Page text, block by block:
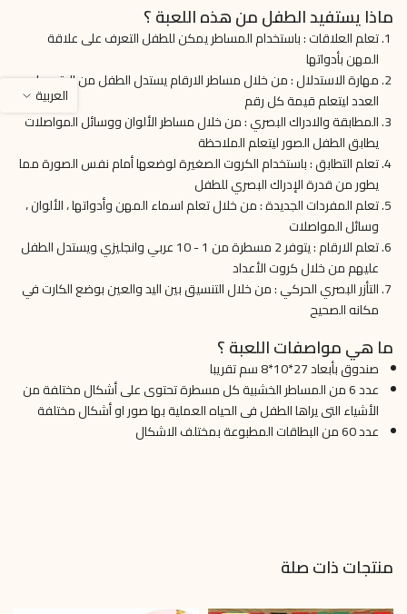
ماذا يستفيد الطفل من هذه اللعبة ؟
تعلم العلاقات : باستخدام المساطر يمكن للطفل التعرف على علاقة
المهن بأدواتها
مهارة الاستدلال : من خلال مساطر الارقام يستدل الطفل من الرقم على
العدد ليتعلم قيمة كل رقم
المطابقة والادراك البصري : من خلال مساطر الألوان ووسائل المواصلات
يطابق الطفل الصور ليتعلم الملاحظة
تعلم التطابق : باستخدام الكروت الصغيرة لوضعها أمام نفس الصورة مما
يطور من قدرة الإدراك البصري للطفل
تعلم المفردات الجديدة : من خلال تعلم اسماء المهن وأدواتها ، الألوان ،
وسائل المواصلات
تعلم الارقام : يتوفر 2 مسطرة من 1 - 10 عربي وانجليزي ويستدل الطفل
عليهم من خلال كروت الأعداد
التأزر البصري الحركي : من خلال التنسيق بين اليد والعين بوضع الكارت في
مكانه الصحيح
ما هي مواصفات اللعبة ؟
صندوق بأبعاد 27*10*8 سم تقريبا
عدد 6 من المساطر الخشبية كل مسطرة تحتوى على أشكال مختلفة من
الأشياء التى يراها الطفل فى الحياه العملية بها صور او أشكال مختلفة
عدد 60 من البطاقات المطبوعة بمختلف الاشكال
منتجات ذات صلة
العربية